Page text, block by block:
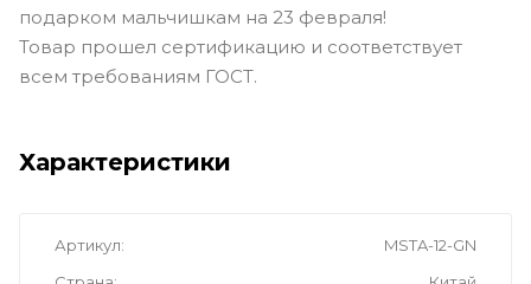
подарком мальчишкам на 23 февраля!
Товар прошел сертификацию и соответствует
всем требованиям ГОСТ.
Характеристики
Артикул
MSTA-12-GN